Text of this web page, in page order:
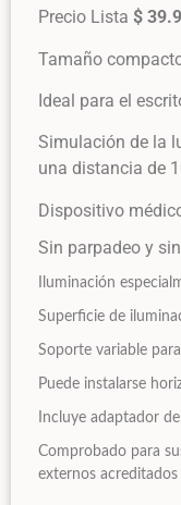
Precio Lista $
​Tamaño
Ideal para el
Simulación de la
una distancia de
Dispositivo
Sin parpadeo y
Iluminación
Superficie de
Soporte variable
Puede instalarse
Incluye adaptador
Comprobado para
externos acreditados